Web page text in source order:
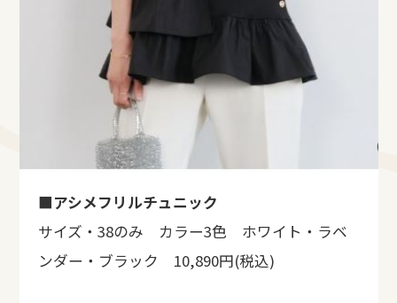
■アシメフリルチュニック
サイズ・38のみ カラー3色 ホワイト・ラベ
ンダー・ブラック 10,890円(税込)